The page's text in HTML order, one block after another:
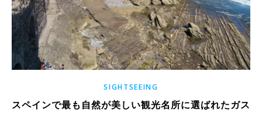
SIGHTSEEING
スペインで最も自然が美しい観光名所に選ばれたガス